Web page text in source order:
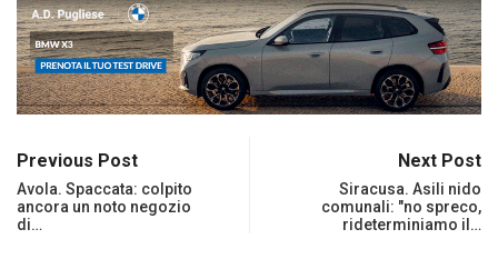
Previous Post
Avola. Spaccata: colpito
ancora un noto negozio
di…
Next Post
Siracusa. Asili nido
comunali: "no spreco,
rideterminiamo il…